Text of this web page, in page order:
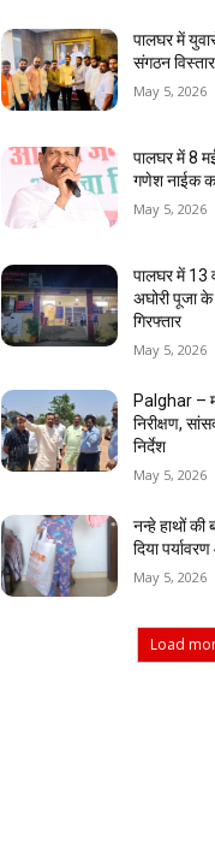
पालघर में
संगठन
May 5, 2026
पालघर में 8
गणेश नाईक
May 5, 2026
पालघर में 13
अघोरी पूजा के
गिरफ्तार
May 5, 2026
Palghar –
निरीक्षण,
निर्देश
May 5, 2026
नन्हे हाथों की
दिया
May 5, 2026
Load